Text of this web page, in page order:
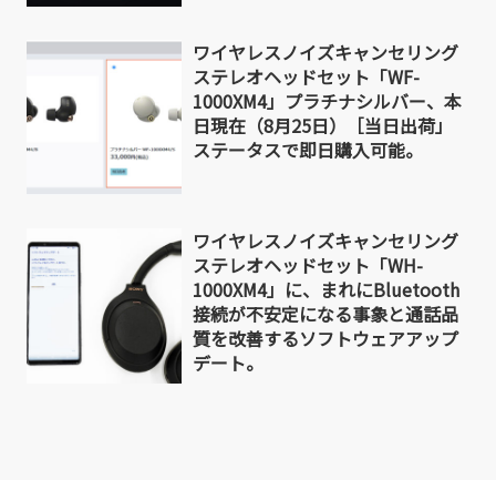
ワイヤレスノイズキャンセリング
ステレオヘッドセット「WF-
1000XM4」プラチナシルバー、本
日現在（8月25日）［当日出荷」
ステータスで即日購入可能。
ワイヤレスノイズキャンセリング
ステレオヘッドセット「WH-
1000XM4」に、まれにBluetooth
接続が不安定になる事象と通話品
質を改善するソフトウェアアップ
デート。